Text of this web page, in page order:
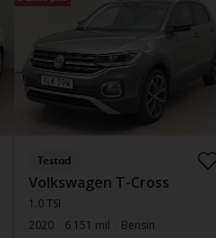
Testad
Volkswagen T-Cross
1.0 TSI
2020
6 151 mil
Bensin